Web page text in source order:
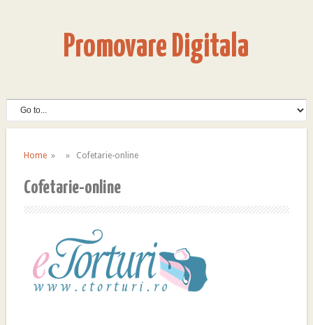
Promovare Digitala
Home» » Cofetarie-online
Cofetarie-online